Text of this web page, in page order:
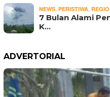
NEWS PERISTIWA
7 Bulan Alami
K…
ADVERTORIAL